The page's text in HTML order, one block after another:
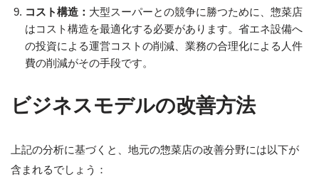
コスト構造： 大型スーパーとの競争に勝つために、惣菜店
はコスト構造を最適化する必要があります。省エネ設備へ
の投資による運営コストの削減、業務の合理化による人件
費の削減がその手段です。
ビジネスモデルの改善方法
上記の分析に基づくと、地元の惣菜店の改善分野には以下が
含まれるでしょう：